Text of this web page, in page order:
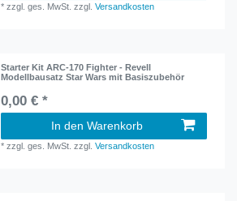
*zzgl. ges. MwSt. zzgl.Versandkosten
Starter Kit ARC-170 Fighter - Revell
Modellbausatz Star Wars mit Basiszubehör
0,00 € *
In den Warenkorb
*zzgl. ges. MwSt. zzgl.Versandkosten